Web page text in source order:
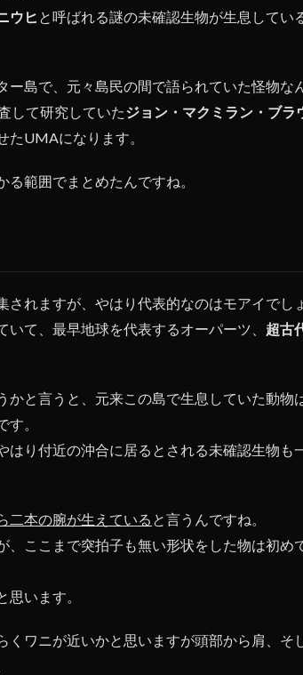
ウヒ と呼ばれる謎の未確認生物が生息してい
島で、元々島民の間で語られていた怪物な
して研究していたジョン・マクミラン・ブラ
たUMAになります。
範囲でまとめたんですね。
れますが、やはり代表的なのはモアイでし
て、最早地球を代表するオーパーツ、 超古
と言うと、元来この島で生息していた動物
。
はり付近の沖合に居るとされる未確認生物も
二本の腕が生えている と言うんですね。
ここまで突拍子も無い形状をした物は初め
思います。
くワニが近いかと思いますが頭部から肩、そ